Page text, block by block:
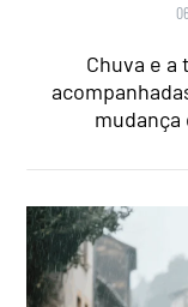
Chuva e
mudança